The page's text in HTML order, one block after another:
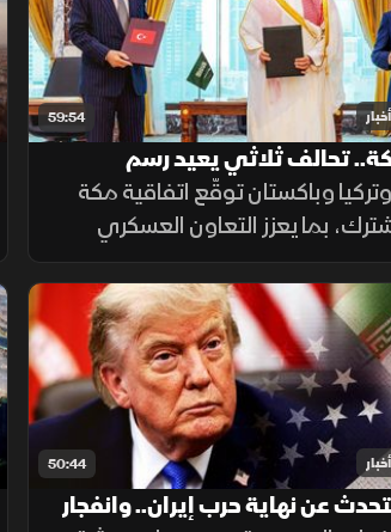
59:54 أخبار
تحالف ثلاثي يعيد رسم
وباكستان توقّع اتفاقية مكة
بما يعزز التعاون العسكري
أي اعتداء على إحدى الدول
عليها جميعاً.
50:44 أخبار
عن نهاية حرب إيران.. وانفجار